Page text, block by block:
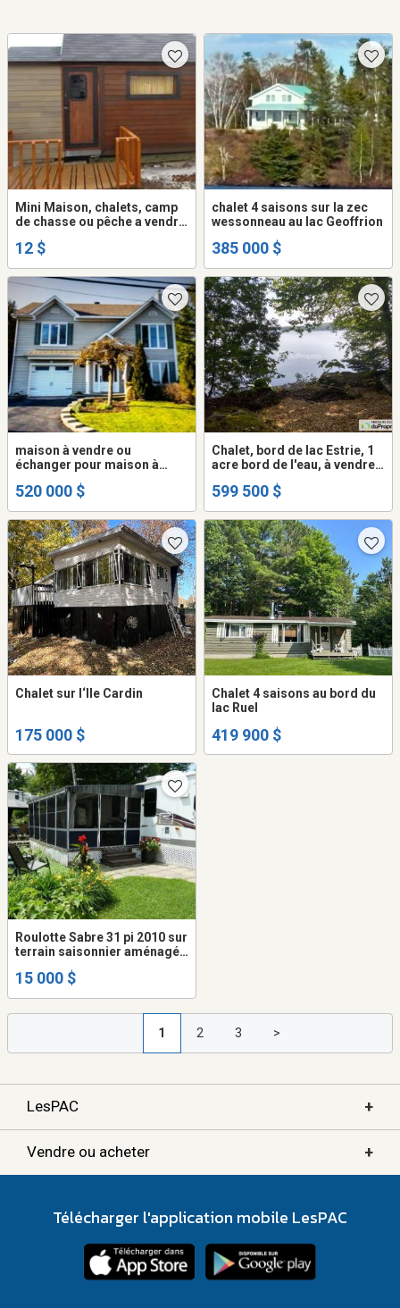
Mini Maison, chalets, camp
de chasse ou pêche a vendre
12 $
chalet 4 saisons sur la zec
wessonneau au lac Geoffrion
385 000 $
maison à vendre ou
échanger pour maison à
520 000 $
Chalet, bord de lac Estrie, 1
acre bord de l'eau, à vendre.
599 500 $
Chalet sur l‘Ile Cardin
175 000 $
Chalet 4 saisons au bord du
lac Ruel
419 900 $
Roulotte Sabre 31 pi 2010 sur
terrain saisonnier aménagé
15 000 $
1 2 3 >
LesPAC +
Vendre ou acheter +
Télécharger l'application mobile LesPAC